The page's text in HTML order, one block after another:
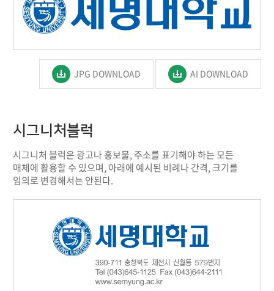
JPG DOWNLOAD AI DOWNLOAD
시그니처블럭
시그니처 블럭은 광고나 홍보물, 주소를 표기해야 하는 모든
매체에 활용할 수 있으며, 아래에 예시된 비례나 간격, 크기를
임의로 변경해서는 안된다.